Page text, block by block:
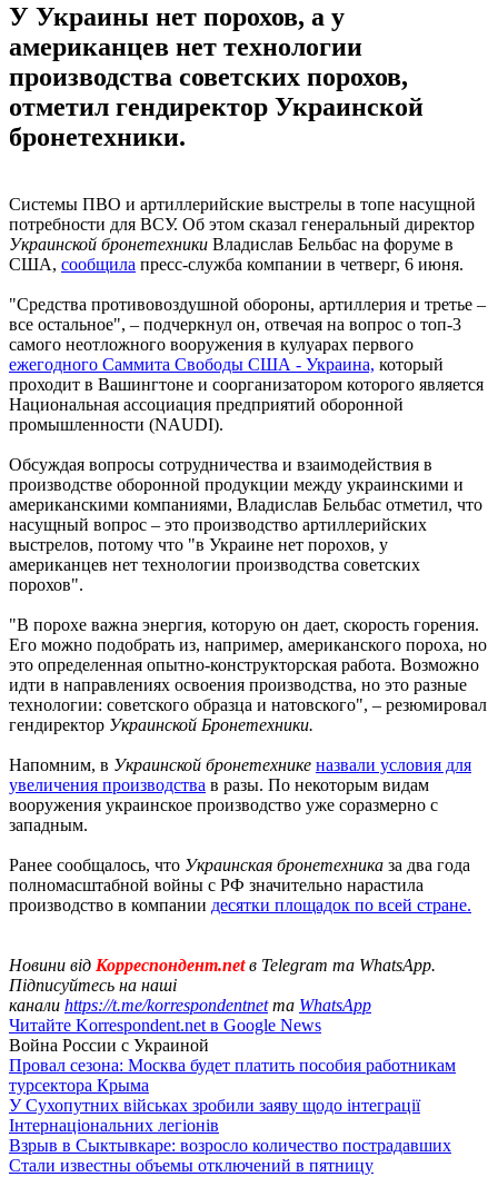
У Украины нет порохов, а у
американцев нет технологии
производства советских порохов,
отметил гендиректор Украинской
бронетехники.
Системы ПВО и артиллерийские выстрелы в топе насущной
потребности для ВСУ. Об этом сказал генеральный директор
Украинской бронетехники Владислав Бельбас на форуме в
США, сообщила пресс-служба компании в четверг, 6 июня.
"Средства противовоздушной обороны, артиллерия и третье –
все остальное", – подчеркнул он, отвечая на вопрос о топ-3
самого неотложного вооружения в кулуарах первого
ежегодного Саммита Свободы США - Украина, который
проходит в Вашингтоне и соорганизатором которого является
Национальная ассоциация предприятий оборонной
промышленности (NAUDI).
Обсуждая вопросы сотрудничества и взаимодействия в
производстве оборонной продукции между украинскими и
американскими компаниями, Владислав Бельбас отметил, что
насущный вопрос – это производство артиллерийских
выстрелов, потому что "в Украине нет порохов, у
американцев нет технологии производства советских
порохов".
"В порохе важна энергия, которую он дает, скорость горения.
Его можно подобрать из, например, американского пороха, но
это определенная опытно-конструкторская работа. Возможно
идти в направлениях освоения производства, но это разные
технологии: советского образца и натовского", – резюмировал
гендиректор Украинской Бронетехники.
Напомним, в Украинской бронетехнике назвали условия для
увеличения производства в разы. По некоторым видам
вооружения украинское производство уже соразмерно с
западным.
Ранее сообщалось, что Украинская бронетехника за два года
полномасштабной войны с РФ значительно нарастила
производство в компании десятки площадок по всей стране.
Новини від Корреспондент.netв Telegram та WhatsApp.
Підписуйтесь на наші
канали https://t.me/korrespondentnetта WhatsApp
Читайте Korrespondent.net в Google News
Война России с Украиной
Провал сезона: Москва будет платить пособия работникам
турсектора Крыма
У Сухопутних військах зробили заяву щодо інтеграції
Інтернаціональних легіонів
Взрыв в Сыктывкаре: возросло количество пострадавших
Стали известны объемы отключений в пятницу